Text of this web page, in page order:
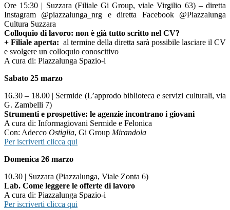
Ore 15:30 | Suzzara (Filiale Gi Group, viale Virgilio 63) – diretta
Instagram @piazzalunga_nrg e diretta Facebook @Piazzalunga
Cultura Suzzara
Colloquio di lavoro: non è già tutto scritto nel CV?
+ Filiale aperta: al termine della diretta sarà possibile lasciare il CV
e svolgere un colloquio conoscitivo
A cura di: Piazzalunga Spazio-i
Sabato 25 marzo
16.30 – 18.00 | Sermide (L’approdo biblioteca e servizi culturali, via
G. Zambelli 7)
Strumenti e prospettive: le agenzie incontrano i giovani
A cura di: Informagiovani Sermide e Felonica
Con: Adecco Ostiglia, Gi Group Mirandola
Per iscriverti clicca qui
Domenica 26 marzo
10.30 | Suzzara (Piazzalunga, Viale Zonta 6)
Lab. Come leggere le offerte di lavoro
A cura di: Piazzalunga Spazio-i
Per iscriverti clicca qui